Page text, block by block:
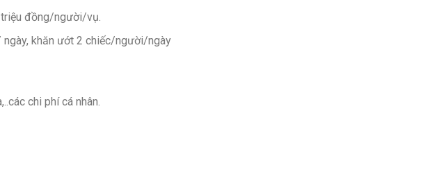
đồng/người/vụ.
khăn ướt 2 chiếc/người/ngày
chi phí cá nhân.